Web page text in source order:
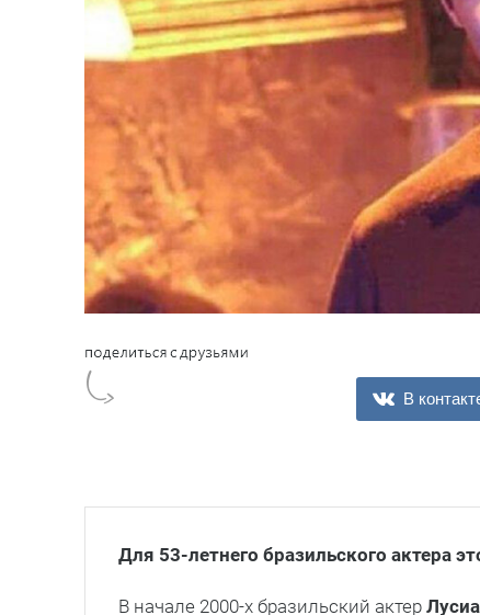
В
Для 53-летнего бразильского актера
В начале 2000-х бразильский актер